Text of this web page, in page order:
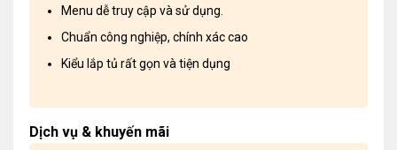
Menu dễ truy cập và sử dụng.
Chuẩn công nghiệp, chính xác cao
Kiểu lắp tủ rất gọn và tiện dụng
Dịch vụ & khuyến mãi